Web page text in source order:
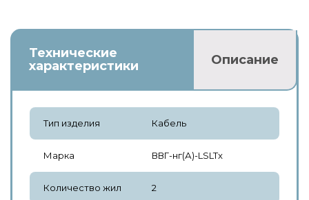
Технические
характеристики
Описание
Тип изделия Кабель
Марка ВВГ-нг(А)-LSLTx
Количество жил 2